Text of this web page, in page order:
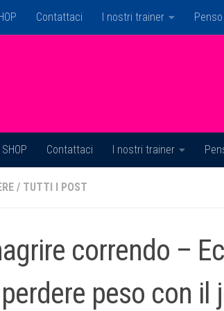
Contattaci I nostri trainer
SHOP Contattaci I nostri trainer
/ TUTTI I POST
correndo –
peso con il